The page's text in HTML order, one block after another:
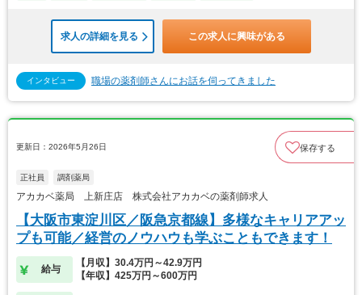
求人の詳細を見る この求人に興味がある
インタビュー 職場の薬剤師さんにお話を伺ってきました
更新日：2026年5月26日 保存する
正社員 調剤薬局
アカカベ薬局 上新庄店 株式会社アカカベの薬剤師求人
【大阪市東淀川区／阪急京都線】多様なキャリアアッ
プも可能／経営のノウハウも学ぶこともできます！
給与
【月収】30.4万円～42.9万円
【年収】425万円～600万円